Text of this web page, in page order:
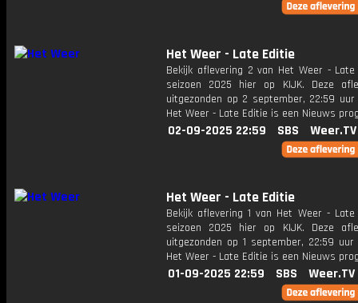
Het Weer - Late Editie
Bekijk aflevering 2 van Het Weer -
seizoen 2025 hier op KIJK. Deze
uitgezonden op 2 september, 22:59 uur
Het Weer - Late Editie is een Nieuws
02-09-2025 22:59 SBS Weer.TV
Het Weer - Late Editie
Bekijk aflevering 1 van Het Weer -
seizoen 2025 hier op KIJK. Deze
uitgezonden op 1 september, 22:59 uur
Het Weer - Late Editie is een Nieuws
01-09-2025 22:59 SBS Weer.TV